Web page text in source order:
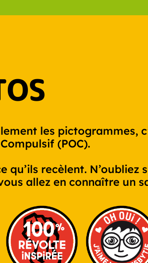
les pictogrammes,
(POC).
recèlent. N’oubliez
allez en connaître un